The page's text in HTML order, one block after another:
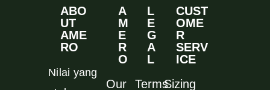
ABO
UT
AME
RO
Nilai yang
A
M
E
R
O
Our
L
E
G
A
L
Terms
CUST
OME
R
SERV
ICE
Sizing